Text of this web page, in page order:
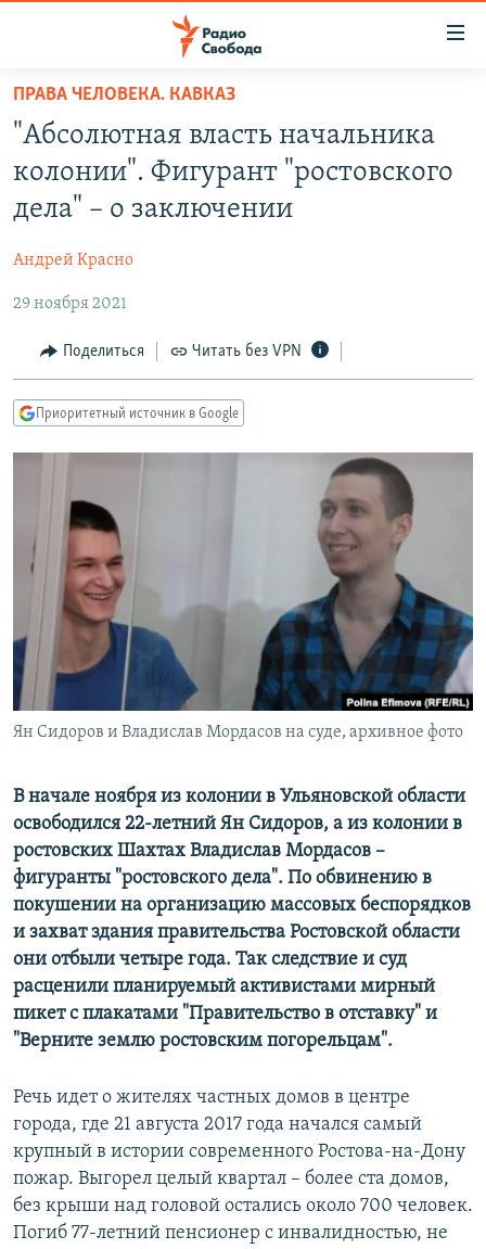
упрощенного
доступа
основному
Вернутся
навигации
Вернутся
поиску
ПРОГРАММЫ
АВТОРСКИЕ ПРОЕКТЫ
МНЕНИЯ
КУЛЬТУРА
IDEL.РЕАЛИИ
СЕВЕР.РЕАЛИИ
РАСПИСАНИЕ ВЕЩАНИЯ
ПОДПИШИТЕСЬ НА РАССЫЛКУ
СОЦИАЛЬНЫЕ СЕТИ
ПРАВА ЧЕЛОВЕКА. КАВКАЗ
"Абсолютная власть начальника
колонии". Фигурант "ростовского
дела" – о заключении
Андрей Красно
29 ноября 2021
Поделиться Читать без VPN
Приоритетный источник в Google
Ян Сидоров и Владислав Мордасов на суде, архивное фото
В начале ноября из колонии в Ульяновской области
освободился 22-летний Ян Сидоров, а из колонии в
ростовских Шахтах Владислав Мордасов –
фигуранты "ростовского дела". По обвинению в
покушении на организацию массовых беспорядков
и захват здания правительства Ростовской области
они отбыли четыре года. Так следствие и суд
расценили планируемый активистами мирный
пикет с плакатами "Правительство в отставку" и
"Верните землю ростовским погорельцам".
Речь идет о жителях частных домов в центре
города, где 21 августа 2017 года начался самый
крупный в истории современного Ростова-на-Дону
пожар. Выгорел целый квартал – более ста домов,
без крыши над головой остались около 700 человек.
Погиб 77-летний пенсионер с инвалидностью, не